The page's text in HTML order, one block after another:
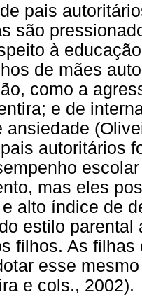
pais
são
à
de mães
como a
e de
ansiedade
autoritários
mas eles
alto índice de
estilo
filhos. As
esse
e cols., 2002).